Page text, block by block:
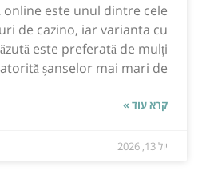
online este unul dintre cele
de cazino, iar varianta cu
este preferată de mulți
șanselor mai mari de...
קרא עוד »
יול 13, 2026